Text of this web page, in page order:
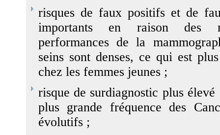
risques de faux positifs et de
importants en raison des
performances de la
seins sont denses, ce qui est
chez les femmes jeunes ;
risque de surdiagnostic plus élevé
plus grande fréquence des
évolutifs ;